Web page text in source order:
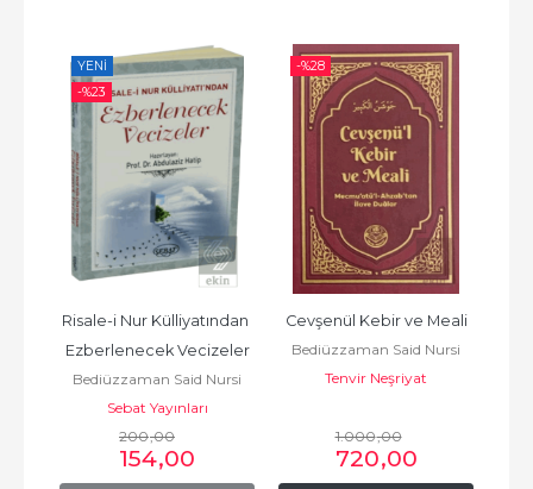
YENI
-%23
Risale-i Nur Külliyatından
Ezberlenecek Vecizeler
Bediüzzaman Said Nursi
Sebat Yayınları
200,00
154,00
-%28
Cevşenül Kebir ve Meali
Bediüzzaman Said Nursi
Tenvir Neşriyat
1.000,00
720,00